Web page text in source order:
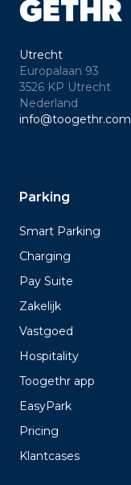
Utrecht
Europalaan 93
3526 KP Utrecht
Nederland
info@toogethr.com
Parking
Smart Parking
Charging
Pay Suite
Zakelijk
Vastgoed
Hospitality
Toogethr app
EasyPark
Pricing
Klantcases